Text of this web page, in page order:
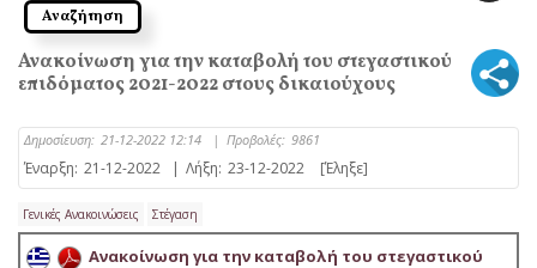
Ανακοίνωση για την καταβολή του στεγαστικού
επιδόματος 2021-2022 στους δικαιούχους
Δημοσίευση: 21-12-2022 12:14 | Προβολές: 9861
Έναρξη: 21-12-2022 | Λήξη: 23-12-2022 [Έληξε]
Γενικές Ανακοινώσεις Στέγαση
Ανακοίνωση για την καταβολή του στεγαστικού